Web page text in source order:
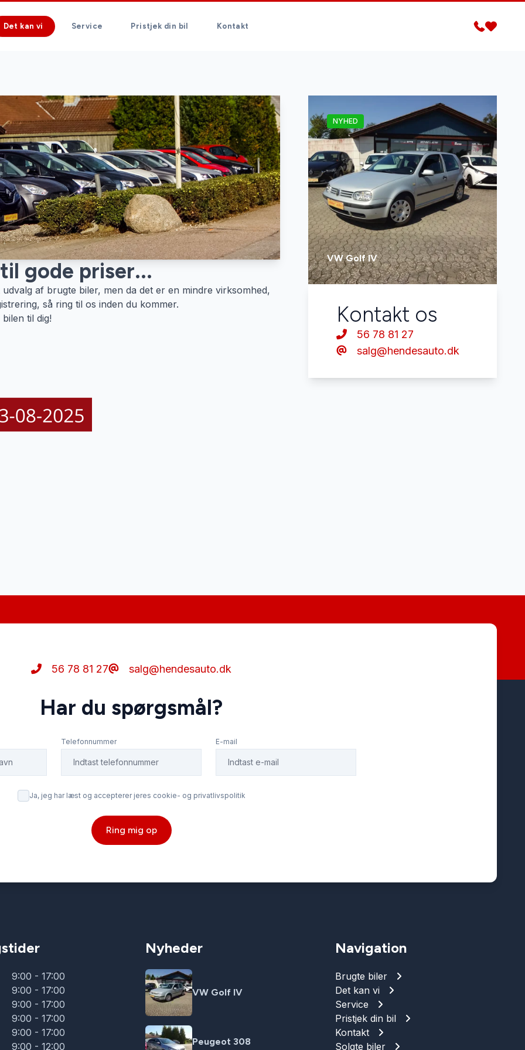
Det kan vi Service Pristjek din bil Kontakt
gode priser...
af brugte biler, men da det er en mindre virksomhed,
så ring til os inden du kommer.
til dig!
NYHED
VW Golf IV
Kontakt os
56 78 81 27
salg@hendesauto.dk
56 78 81 27 salg@hendesauto.dk
Har du spørgsmål?
Telefonnummer E-mail
Ja, jeg har læst og accepterer jeres cookie- og privatlivspolitik
Ring mig op
9:00 - 17:00
9:00 - 17:00
9:00 - 17:00
9:00 - 17:00
9:00 - 17:00
9:00 - 12:00
Nyheder
VW Golf IV
Peugeot 308
Navigation
Brugte biler
Det kan vi
Service
Pristjek din bil
Kontakt
Solgte biler